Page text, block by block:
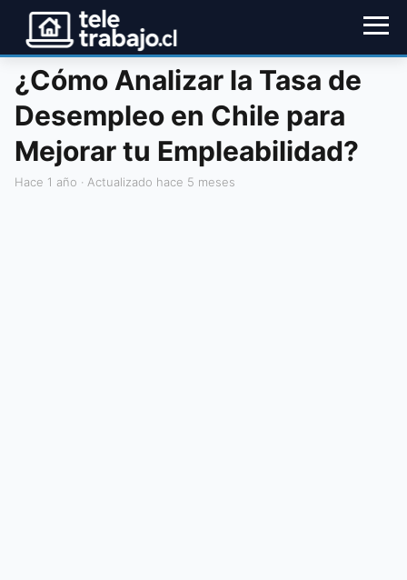
¿Cómo Analizar la Tasa de
Desempleo en Chile para
Mejorar tu Empleabilidad?
hace 1 año · Actualizado hace 5 meses